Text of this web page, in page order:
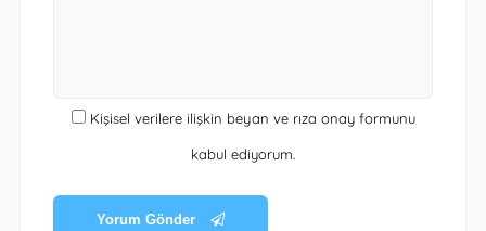
Kişisel verilere ilişkin beyan ve rıza onay formunu
kabul ediyorum.
Yorum Gönder